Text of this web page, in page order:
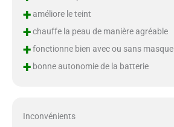
+améliore le teint
+chauffe la peau de manière agréable
+fonctionne bien avec ou sans masque
+bonne autonomie de la batterie
Inconvénients